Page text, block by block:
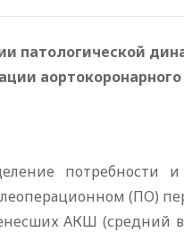
патологической
потребности
(ПО)
АКШ (средний